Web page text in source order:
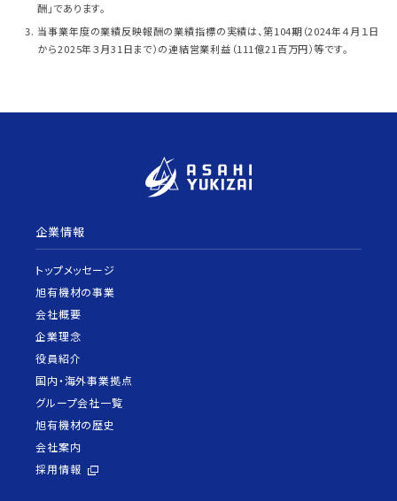
酬」であります。
当事業年度の業績反映報酬の業績指標の実績は、第104期（2024年４月１日
から2025年３月31日まで）の連結営業利益（111億21百万円）等です。
企業情報
トップメッセージ
旭有機材の事業
会社概要
企業理念
役員紹介
国内・海外事業拠点
グループ会社一覧
旭有機材の歴史
会社案内
採用情報